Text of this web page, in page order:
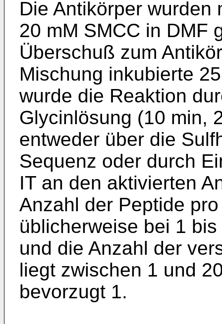
Die Antikörper wurden
20 mM SMCC in DMF
Überschuß zum
Mischung inkubierte
wurde die Reaktion
Glycinlösung (10 min,
entweder über die
Sequenz oder durch
IT an den aktivierten
Anzahl der Peptide
üblicherweise bei 1
und die Anzahl der
liegt zwischen 1 und
bevorzugt 1.